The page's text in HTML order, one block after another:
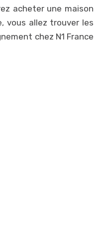
acheter une maison
vous allez trouver les
chez N1 France